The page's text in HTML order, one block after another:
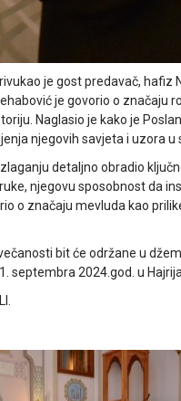
je gost predavač,
je govorio o značaju
Naglasio je kako je
njegovih savjeta i uzora u
detaljno obradio
njegovu sposobnost da
o značaju mevluda kao
bit će održane u
septembra 2024.god. u